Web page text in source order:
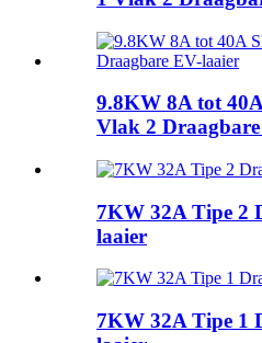
9.8KW 8A tot
Vlak 2
7KW 32A Tipe 2
laaier
7KW 32A Tipe 1